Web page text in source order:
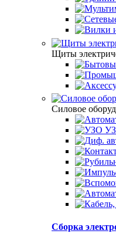
Щиты
Силовое
Сборка